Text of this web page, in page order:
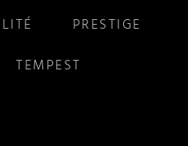
PRESTIGE
TEMPEST